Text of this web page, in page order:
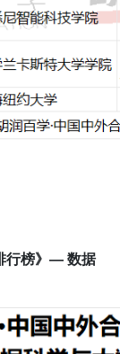
行榜》 — 数据